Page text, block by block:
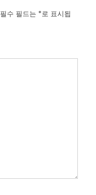
필수 필드는 *로 표시됩